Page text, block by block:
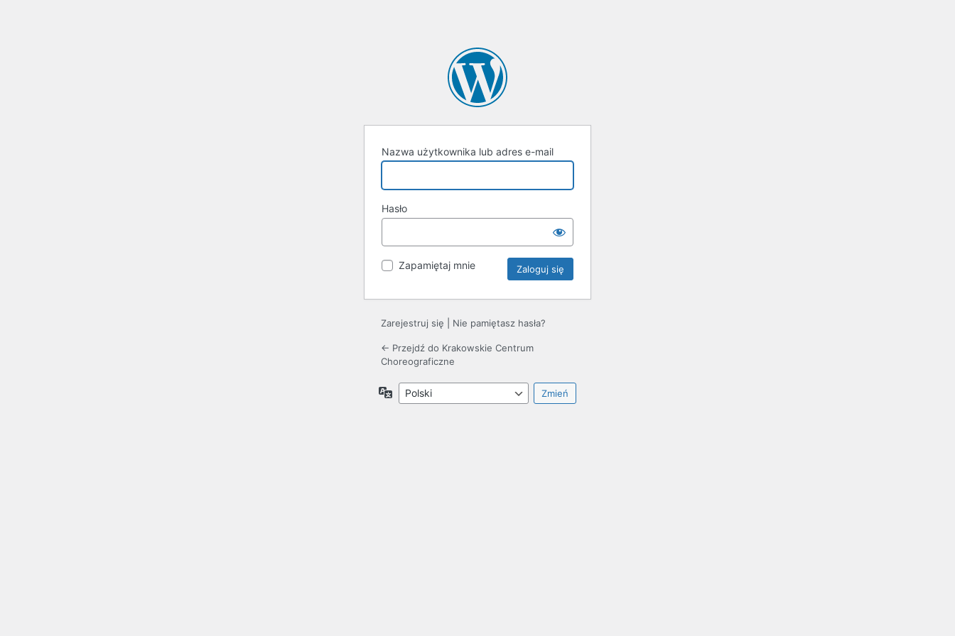
Nazwa użytkownika lub adres e-mail
Hasło
Zapamiętaj mnie
Zarejestruj się Nie pamiętasz hasła?
← Przejdź do Krakowskie Centrum
Choreograficzne
Język